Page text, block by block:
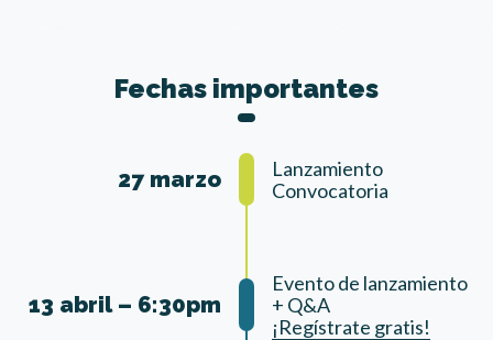
Fechas importantes
27 marzo
Lanzamiento
Convocatoria
13 abril – 6:30pm
Evento de lanzamiento
+ Q&A
¡Regístrate gratis!